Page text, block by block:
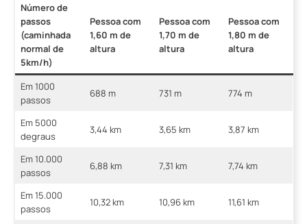
Número de
passos
(caminhada
normal de
5km/h)
Pessoa com
1,60 m de
altura
Pessoa com
1,70 m de
altura
Pessoa com
1,80 m de
altura
Em 1000
passos
688 m 731 m 774 m
Em 5000
degraus
3,44 km 3,65 km 3,87 km
Em 10.000
passos
6,88 km 7,31 km 7,74 km
Em 15.000
passos
10,32 km 10,96 km 11,61 km